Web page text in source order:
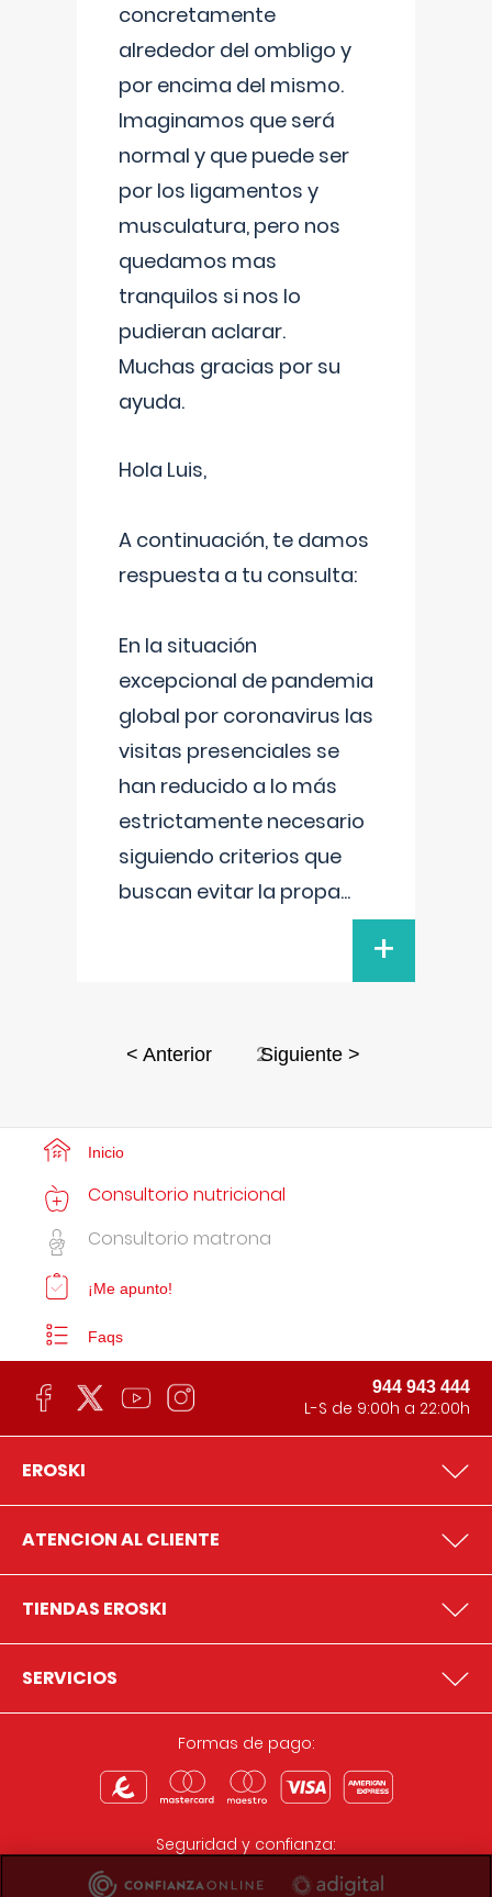
concretamente
alrededor del ombligo y
por encima del mismo.
Imaginamos que será
normal y que puede ser
por los ligamentos y
musculatura, pero nos
quedamos mas
tranquilos si nos lo
pudieran aclarar.
Muchas gracias por su
ayuda.
Hola Luis,
A continuación, te damos
respuesta a tu consulta:
En la situación
excepcional de pandemia
global por coronavirus las
visitas presenciales se
han reducido a lo más
estrictamente necesario
siguiendo criterios que
buscan evitar la propa...
+
< Anterior 2Siguiente >
Inicio
Consultorio nutricional
Consultorio matrona
¡Me apunto!
Faqs
944 943 444
L-S de 9:00h a 22:00h
EROSKI
ATENCION AL CLIENTE
TIENDAS EROSKI
SERVICIOS
Formas de pago:
Seguridad y confianza: